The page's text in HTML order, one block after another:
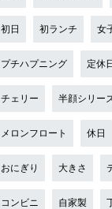
初日 初ランチ 女
プチハプニング 定休
チェリー 半顔シリー
メロンフロート 休日
おにぎり 大きさ
コンビニ 自家製